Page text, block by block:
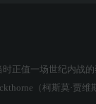
正值一场世纪内战
（柯斯莫·